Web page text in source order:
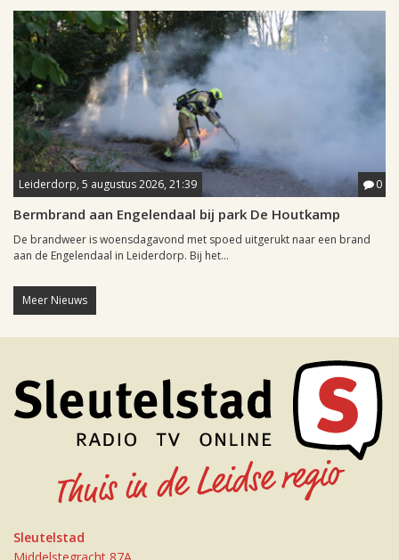
Leiderdorp, 5 augustus 2026, 21:39 0
Bermbrand aan Engelendaal bij park De Houtkamp
De brandweer is woensdagavond met spoed uitgerukt naar een brand
aan de Engelendaal in Leiderdorp. Bij het...
Meer Nieuws
Sleutelstad